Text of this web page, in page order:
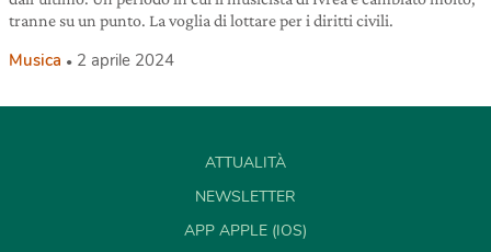
tranne su un punto. La voglia di lottare per i diritti civili.
Musica 2 aprile 2024
ATTUALITÀ
NEWSLETTER
APP APPLE (IOS)